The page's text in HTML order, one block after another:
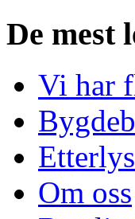
De mest
Vi har
Om oss